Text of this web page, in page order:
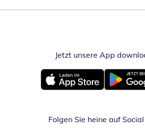
Jetzt unsere App
Öffnet in neuem Fenster
Öffnet in
Folgen Sie heine auf